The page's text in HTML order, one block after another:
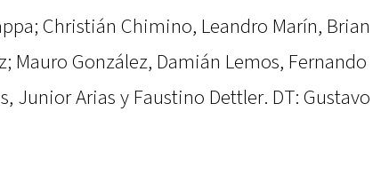
Christián Chimino, Leandro Marín, Brian
Mauro González, Damián Lemos, Fernando
Junior Arias y Faustino Dettler. DT: Gustavo